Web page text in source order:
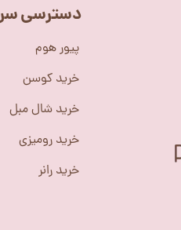
پیور هوم
خرید کوسن
خرید شال مبل
خرید رومیزی
خرید رانر
دسترسی